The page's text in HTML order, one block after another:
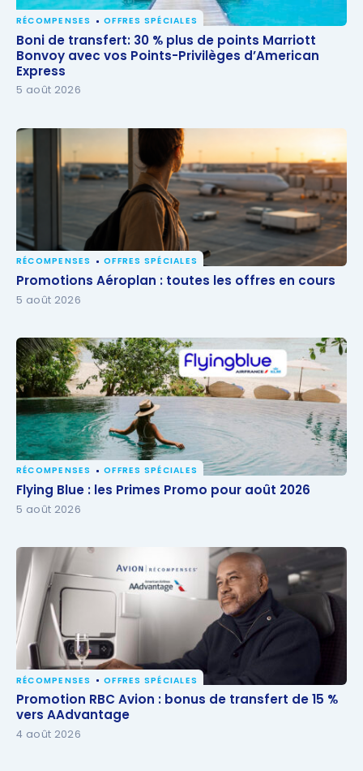
Boni de transfert: 30 % plus de points Marriott
Bonvoy avec vos Points-Privilèges d’American
Express
RÉCOMPENSES OFFRES SPÉCIALES
Boni de transfert: 30 % plus de points Marriott
Bonvoy avec vos Points-Privilèges d’American
Express
5 août 2026
Promotions Aéroplan : toutes les offres en cours
RÉCOMPENSES OFFRES SPÉCIALES
Promotions Aéroplan : toutes les offres en cours
5 août 2026
Flying Blue : les Primes Promo pour août 2026
RÉCOMPENSES OFFRES SPÉCIALES
Flying Blue : les Primes Promo pour août 2026
5 août 2026
Promotion RBC Avion : bonus de transfert de 15 %
vers AAdvantage
RÉCOMPENSES OFFRES SPÉCIALES
Promotion RBC Avion : bonus de transfert de 15 %
vers AAdvantage
4 août 2026